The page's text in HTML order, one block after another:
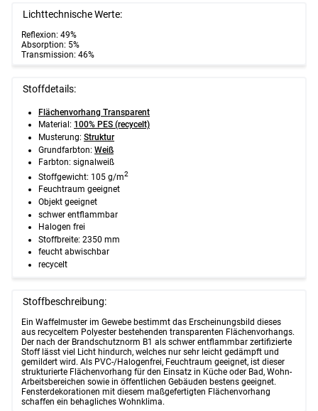
Lichttechnische Werte:
Reflexion: 49%
Absorption: 5%
Transmission: 46%
Stoffdetails:
Flächenvorhang Transparent
Material: 100% PES (recycelt)
Musterung: Struktur
Grundfarbton: Weiß
Farbton: signalweiß
Stoffgewicht: 105 g/m2
Feuchtraum geeignet
Objekt geeignet
schwer entflammbar
Halogen frei
Stoffbreite: 2350 mm
feucht abwischbar
recycelt
Stoffbeschreibung:
Ein Waffelmuster im Gewebe bestimmt das Erscheinungsbild dieses
aus recyceltem Polyester bestehenden transparenten Flächenvorhangs.
Der nach der Brandschutznorm B1 als schwer entflammbar zertifizierte
Stoff lässt viel Licht hindurch, welches nur sehr leicht gedämpft und
gemildert wird. Als PVC-/Halogenfrei, Feuchtraum geeignet, ist dieser
strukturierte Flächenvorhang für den Einsatz in Küche oder Bad, Wohn-
Arbeitsbereichen sowie in öffentlichen Gebäuden bestens geeignet.
Fensterdekorationen mit diesem maßgefertigten Flächenvorhang
schaffen ein behagliches Wohnklima.